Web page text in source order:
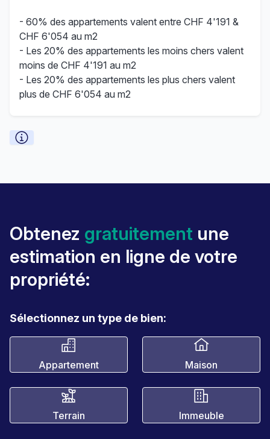
- 60% des appartements valent entre CHF 4'191 &
CHF 6'054 au m2
- Les 20% des appartements les moins chers valent
moins de CHF 4'191 au m2
- Les 20% des appartements les plus chers valent
plus de CHF 6'054 au m2
Obtenez gratuitement une
estimation en ligne de votre
propriété:
Sélectionnez un type de bien:
Appartement Maison
Terrain Immeuble